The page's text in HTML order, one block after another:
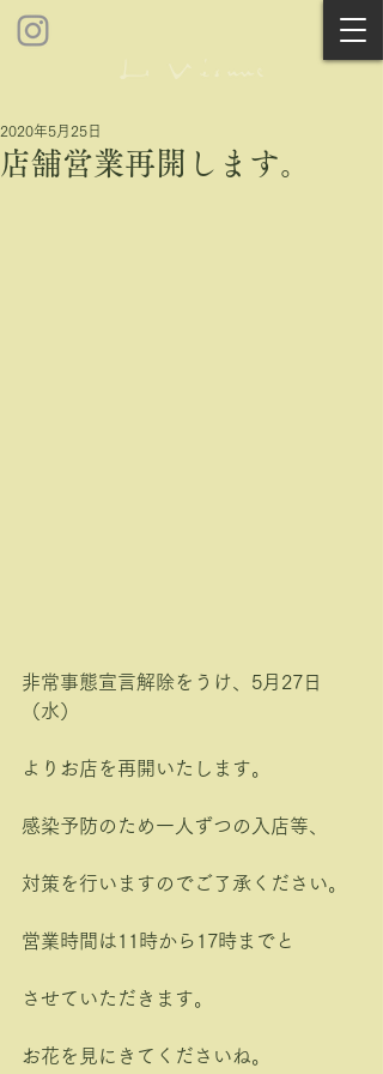
店舗営業再開します。
2020年5月25日
非常事態宣言解除をうけ、5月27日
（水）
よりお店を再開いたします。
感染予防のため一人ずつの入店等、
対策を行いますのでご了承ください。
営業時間は11時から17時までと
させていただきます。
お花を見にきてくださいね。